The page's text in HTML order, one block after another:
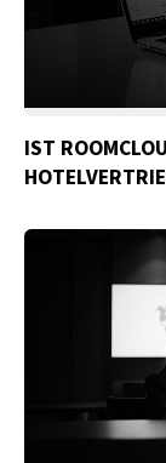
IST